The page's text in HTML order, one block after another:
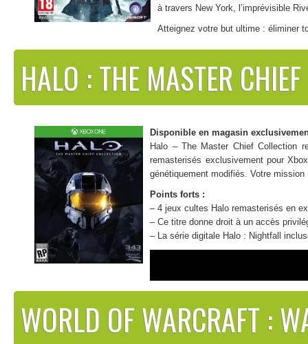
à travers New York, l’imprévisible
Atteignez votre but ultime : éliminer
Points forts :
– Un gameplay naval se basant sur celui d’Assassin’s Creed IV :
– Explorez 3 environnements uniques : l’océan atlantique nord, la
HALO : THE MASTER
Disponible en magasin
Halo – The Master Chief Collection
remasterisés exclusivement pour
génétiquement modifiés. Votre
Points forts :
– 4 jeux cultes Halo remasterisés en
– Ce titre donne droit à un accès
– La série digitale Halo : Nightfall
WORLD OF WARCRAFT :